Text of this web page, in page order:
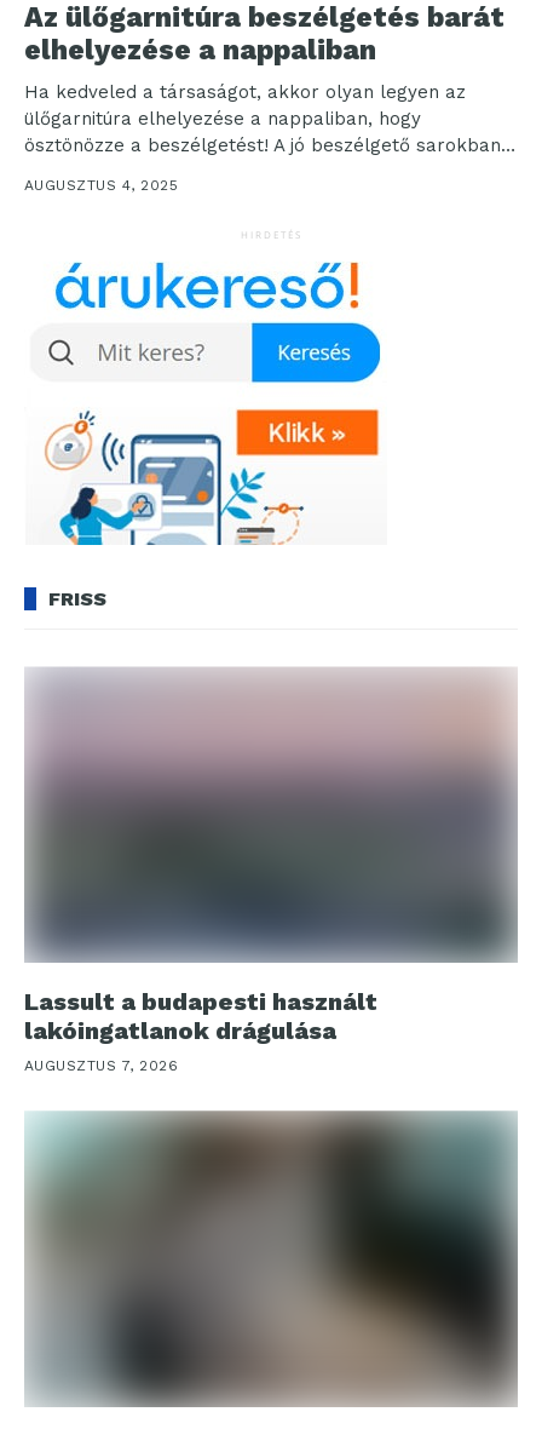
Az ülőgarnitúra beszélgetés barát
elhelyezése a nappaliban
Ha kedveled a társaságot, akkor olyan legyen az
ülőgarnitúra elhelyezése a nappaliban, hogy
ösztönözze a beszélgetést! A jó beszélgető sarokban
AUGUSZTUS 4, 2025
HIRDETÉS
FRISS
Lassult a budapesti használt
lakóingatlanok drágulása
AUGUSZTUS 7, 2026